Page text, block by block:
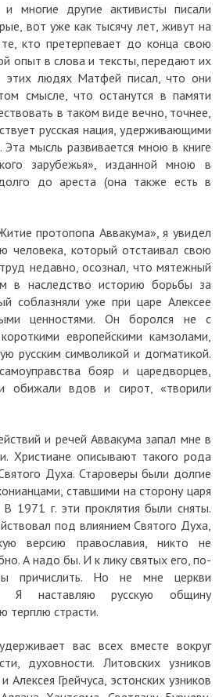
многие другие активисты писали
вот уже как тысячу лет, живут на
кто претерпевает до конца свою
опыт в слова и тексты, передают их
людях Матфей писал, что они
смысле, что останутся в памяти
в таком виде вечно, точнее,
русская нация, удерживающими
Эта мысль развивается мною в книге
зарубежья», изданной мною в
до ареста (она также есть в
протопопа Аввакума», я увидел
человека, который отстаивал свою
недавно, осознал, что мятежный
в наследство историю борьбы за
соблазняли уже при царе Алексее
ценностями. Он боролся не с
европейскими камзолами,
русским символикой и догматикой.
бояр и царедворцев,
обижали вдов и сирот, «творили
и речей Аввакума запал мне в
Христиане описывают такого рода
Духа. Староверы были долгие
ставшими на сторону царя
1971 г. эти проклятия были сняты.
под влиянием Святого Духа,
версию православия, никто не
А надо бы. И к лику святых его, по-
причислить. Но не мне церкви
Я наставляю русскую общину
терплю страсти.
вас всех вместе вокруг
духовности. Литовских узников
Алексея Грейчуса, эстонских узников